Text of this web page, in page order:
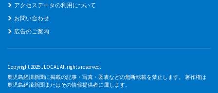
アクセスデータの利用について
お問い合わせ
広告のご案内
Copyright 2025 JLOCAL All rights reserved.
鹿児島経済新聞に掲載の記事・写真・図表などの無断転載を禁止します。 著作権は
鹿児島経済新聞またはその情報提供者に属します。